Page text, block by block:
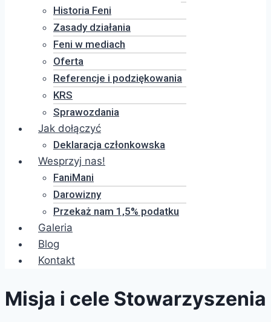
Historia Feni
Zasady działania
Feni w mediach
Oferta
Referencje i podziękowania
KRS
Sprawozdania
Jak dołączyć
Deklaracja członkowska
Wesprzyj nas!
FaniMani
Darowizny
Przekaż nam 1,5% podatku
Galeria
Blog
Kontakt
Misja i cele Stowarzyszenia